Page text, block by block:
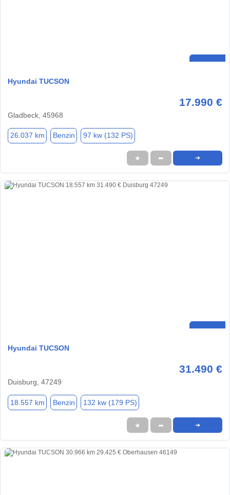
Hyundai TUCSON
17.990 €
Gladbeck, 45968
26.037 km Benzin 97 kw (132 PS)
★ ➦ ➜
Hyundai TUCSON
31.490 €
Duisburg, 47249
18.557 km Benzin 132 kw (179 PS)
★ ➦ ➜